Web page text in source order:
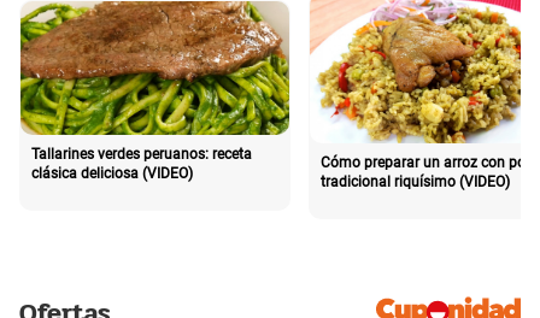
Tallarines verdes peruanos: receta
clásica deliciosa (VIDEO)
Cómo preparar un arroz con pollo
tradicional riquísimo (VIDEO)